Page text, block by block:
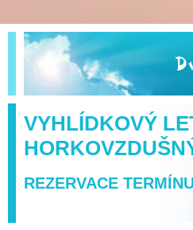
VYHLÍDKOVÝ
REZERVACE